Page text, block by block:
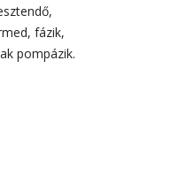
fázik,
pompázik.